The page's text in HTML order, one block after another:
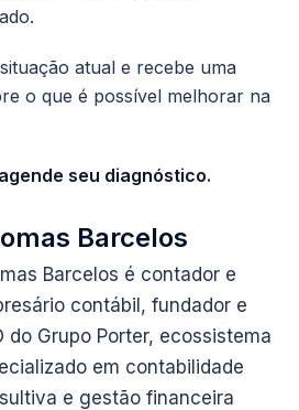
atual e recebe uma
o que é possível melhorar na
seu diagnóstico.
Barcelos
Barcelos é contador e
contábil, fundador e
do Grupo Porter, ecossistema
em contabilidade
e gestão financeira